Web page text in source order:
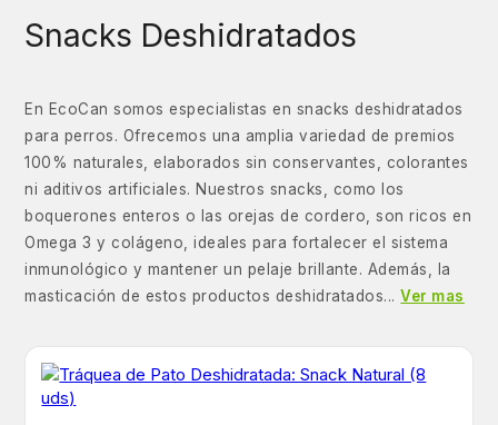
Snacks Deshidratados
En EcoCan somos especialistas en snacks deshidratados
para perros. Ofrecemos una amplia variedad de premios
100% naturales, elaborados sin conservantes, colorantes
ni aditivos artificiales. Nuestros snacks, como los
boquerones enteros o las orejas de cordero, son ricos en
Omega 3 y colágeno, ideales para fortalecer el sistema
inmunológico y mantener un pelaje brillante. Además, la
masticación de estos productos deshidratados...Ver mas